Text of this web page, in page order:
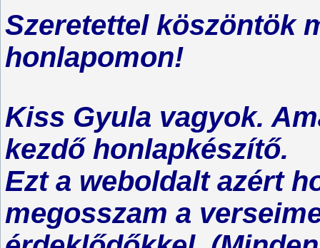
Szeretettel köszöntök
honlapomon!
Kiss Gyula vagyok.
kezdő honlapkészítő.
Ezt a weboldalt azért
megosszam a